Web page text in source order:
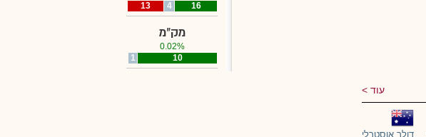
13
4 16
מק"מ
0.02%
1 10
עוד
דולר אוסטרלי